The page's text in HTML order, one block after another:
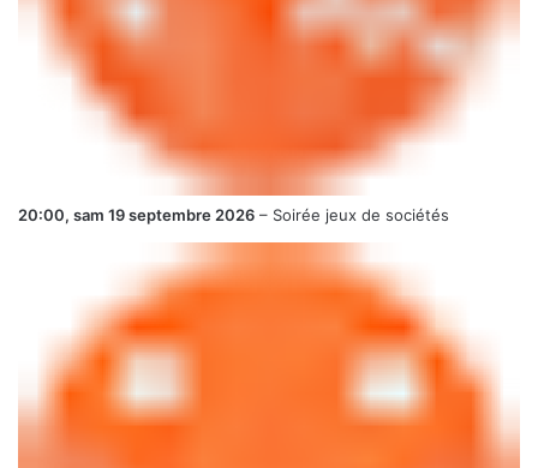
20:00, sam 19 septembre 2026 – Soirée jeux de sociétés